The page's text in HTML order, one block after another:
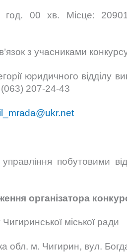
00 хв. Місце:
з учасниками
юридичного відділу
(063) 207-24-43
побутовими
організатора
міської ради
обл. м. Чигирин, вул.